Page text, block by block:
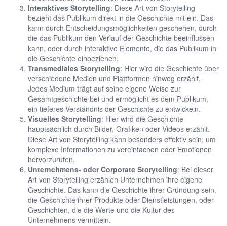
Interaktives Storytelling: Diese Art von Storytelling
bezieht das Publikum direkt in die Geschichte mit ein. Das
kann durch Entscheidungsmöglichkeiten geschehen, durch
die das Publikum den Verlauf der Geschichte beeinflussen
kann, oder durch interaktive Elemente, die das Publikum in
die Geschichte einbeziehen.
Transmediales Storytelling: Hier wird die Geschichte über
verschiedene Medien und Plattformen hinweg erzählt.
Jedes Medium trägt auf seine eigene Weise zur
Gesamtgeschichte bei und ermöglicht es dem Publikum,
ein tieferes Verständnis der Geschichte zu entwickeln.
Visuelles Storytelling: Hier wird die Geschichte
hauptsächlich durch Bilder, Grafiken oder Videos erzählt.
Diese Art von Storytelling kann besonders effektiv sein, um
komplexe Informationen zu vereinfachen oder Emotionen
hervorzurufen.
Unternehmens- oder Corporate Storytelling: Bei dieser
Art von Storytelling erzählen Unternehmen ihre eigene
Geschichte. Das kann die Geschichte ihrer Gründung sein,
die Geschichte ihrer Produkte oder Dienstleistungen, oder
Geschichten, die die Werte und die Kultur des
Unternehmens vermitteln.